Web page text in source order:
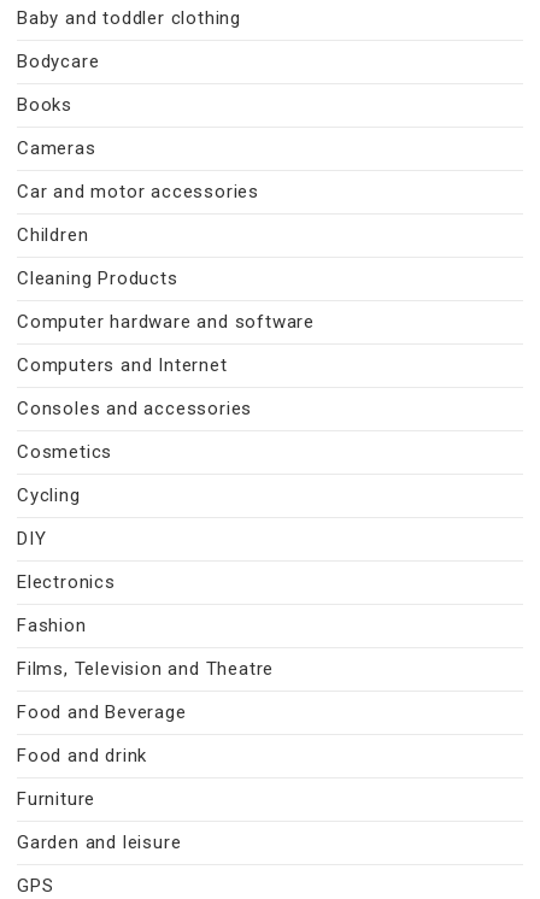
Baby and toddler clothing
Bodycare
Books
Cameras
Car and motor accessories
Children
Cleaning Products
Computer hardware and software
Computers and Internet
Consoles and accessories
Cosmetics
Cycling
DIY
Electronics
Fashion
Films, Television and Theatre
Food and Beverage
Food and drink
Furniture
Garden and leisure
GPS